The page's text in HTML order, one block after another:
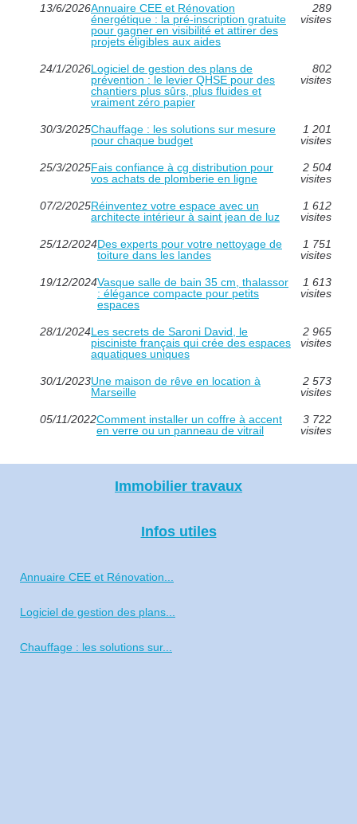
13/6/2026Annuaire CEE et Rénovation
énergétique : la pré-inscription gratuite
pour gagner en visibilité et attirer des
projets éligibles aux aides
289
visites
24/1/2026Logiciel de gestion des plans de
prévention : le levier QHSE pour des
chantiers plus sûrs, plus fluides et
vraiment zéro papier
802
visites
30/3/2025Chauffage : les solutions sur mesure
pour chaque budget
1 201
visites
25/3/2025Fais confiance à cg distribution pour
vos achats de plomberie en ligne
2 504
visites
07/2/2025Réinventez votre espace avec un
architecte intérieur à saint jean de luz
1 612
visites
25/12/2024Des experts pour votre nettoyage de
toiture dans les landes
1 751
visites
19/12/2024Vasque salle de bain 35 cm, thalassor
: élégance compacte pour petits
espaces
1 613
visites
28/1/2024Les secrets de Saroni David, le
pisciniste français qui crée des espaces
aquatiques uniques
2 965
visites
30/1/2023Une maison de rêve en location à
Marseille
2 573
visites
05/11/2022Comment installer un coffre à accent
en verre ou un panneau de vitrail
3 722
visites
Immobilier travaux
Infos utiles
Annuaire CEE et Rénovation...
Logiciel de gestion des plans...
Chauffage : les solutions sur...